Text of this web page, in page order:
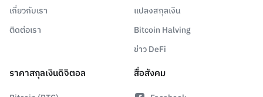
เกี่ยวกับเรา
ติดต่อเรา
แปลงสกุลเงิน
Bitcoin Halving
ข่าว DeFi
ราคาสกุลเงินดิจิตอล สื่อสังคม